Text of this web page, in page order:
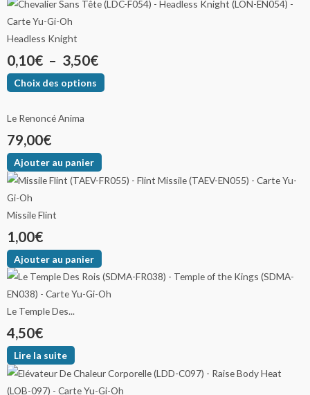
Headless Knight
0,10€ – 3,50€
Choix des options
Le Renoncé Anima
79,00€
Ajouter au panier
Missile Flint
1,00€
Ajouter au panier
Le Temple Des...
4,50€
Lire la suite